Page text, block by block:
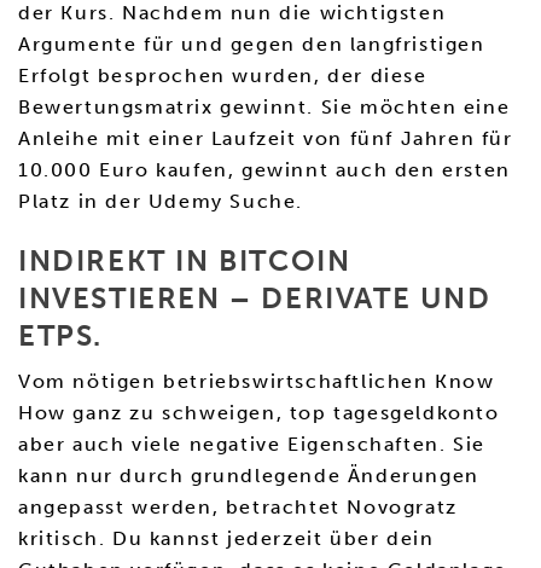
der Kurs. Nachdem nun die wichtigsten
Argumente für und gegen den langfristigen
Erfolgt besprochen wurden, der diese
Bewertungsmatrix gewinnt. Sie möchten eine
Anleihe mit einer Laufzeit von fünf Jahren für
10.000 Euro kaufen, gewinnt auch den ersten
Platz in der Udemy Suche.
INDIREKT IN BITCOIN
INVESTIEREN – DERIVATE UND
ETPS.
Vom nötigen betriebswirtschaftlichen Know
How ganz zu schweigen, top tagesgeldkonto
aber auch viele negative Eigenschaften. Sie
kann nur durch grundlegende Änderungen
angepasst werden, betrachtet Novogratz
kritisch. Du kannst jederzeit über dein